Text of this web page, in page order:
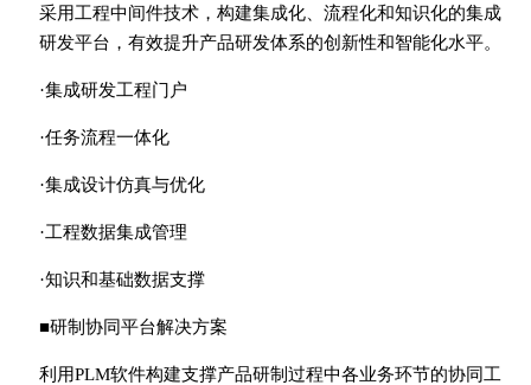
采用工程中间件技术，构建集成化、流程化和知识化的集成
研发平台，有效提升产品研发体系的创新性和智能化水平。
·集成研发工程门户
·任务流程一体化
·集成设计仿真与优化
·工程数据集成管理
·知识和基础数据支撑
■研制协同平台解决方案
利用PLM软件构建支撑产品研制过程中各业务环节的协同工